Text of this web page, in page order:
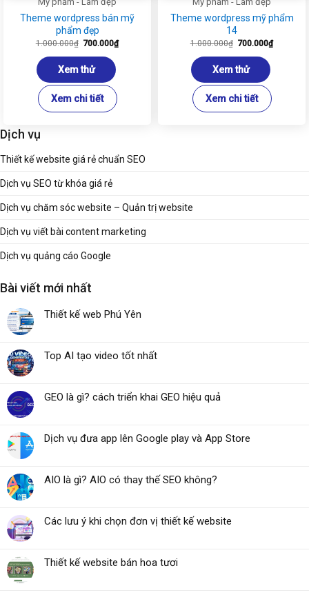
Theme wordpress bán mỹ
phẩm đẹp
1.000.000₫ Giá
là:
1.000.000₫.
700.000₫Giá
hiện
Xem thử
Xem chi tiết
Theme wordpress mỹ phẩm
14
1.000.000₫ Giá
là:
1.000.000₫.
700.000₫Giá
hiện
Xem thử
Xem chi tiết
Dịch vụ
Thiết kế website giá rẻ chuẩn SEO
Dịch vụ SEO từ khóa giá rẻ
Dịch vụ chăm sóc website – Quản trị website
Dịch vụ viết bài content marketing
Dịch vụ quảng cáo Google
Bài viết mới nhất
Thiết kế web Phú Yên
Top AI tạo video tốt nhất
GEO là gì? cách triển khai GEO hiệu quả
Dịch vụ đưa app lên Google play và App Store
AIO là gì? AIO có thay thế SEO không?
Các lưu ý khi chọn đơn vị thiết kế website
Thiết kế website bán hoa tươi